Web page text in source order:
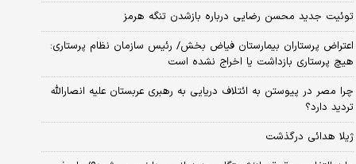
توئیت جدید محسن رضایی درباره بازشدن تنگه هرمز
اعتراض پرستاران بیمارستان فیاض بخش/ رئیس سازمان نظام پرستاری:
هیچ پرستاری بازداشت یا اخراج نشده است
چرا مصر در پیوستن به ائتلاف دریایی به رهبری عربستان علیه انصارالله
تردید دارد؟
ژیلا هدائی درگذشت